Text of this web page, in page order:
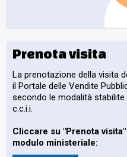
Prenota visita
La prenotazione della visita
il Portale delle Vendite
secondo le modalità stabilite
c.c.i.i.
Cliccare su "Prenota
modulo ministeriale: